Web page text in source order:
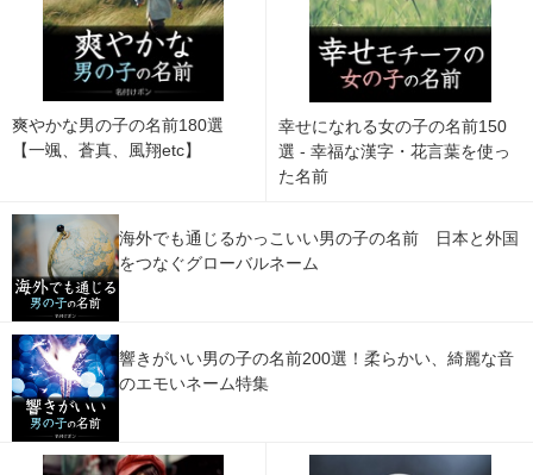
爽やかな男の子の名前180選
【一颯、蒼真、風翔etc】
幸せになれる女の子の名前150
選 - 幸福な漢字・花言葉を使っ
た名前
海外でも通じるかっこいい男の子の名前 日本と外国
をつなぐグローバルネーム
響きがいい男の子の名前200選！柔らかい、綺麗な音
のエモいネーム特集